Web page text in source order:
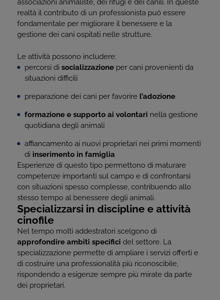
associazioni animaliste, dei rifugi e dei canili. In queste
realtà il contributo di un professionista può essere
fondamentale per migliorare il benessere e la
gestione dei cani ospitati nelle strutture.
Le attività possono includere:
percorsi di socializzazione per cani provenienti da
situazioni difficili
preparazione dei cani per favorire l’adozione
formazione e supporto ai volontari nella gestione
quotidiana degli animali
affiancamento ai nuovi proprietari nei primi momenti
di inserimento in famiglia
Esperienze di questo tipo permettono di maturare
competenze importanti sul campo e di confrontarsi
con situazioni spesso complesse, contribuendo allo
stesso tempo al benessere degli animali.
Specializzarsi in discipline e attività
cinofile
Nel tempo molti addestratori scelgono di
approfondire ambiti specifici del settore. La
specializzazione permette di ampliare i servizi offerti e
di costruire una professionalità più riconoscibile,
rispondendo a esigenze sempre più mirate da parte
dei proprietari.